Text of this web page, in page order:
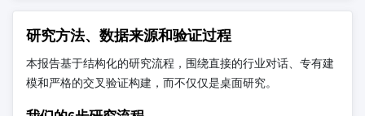
研究方法、数据来源和验证过程
本报告基于结构化的研究流程，围绕直接的行业对话、专有建
模和严格的交叉验证构建，而不仅仅是桌面研究。